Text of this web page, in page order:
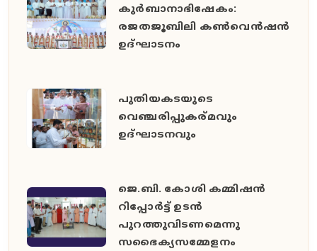
കുർബാനാഭിഷേകം:
രജതജൂബിലി കൺവെൻഷൻ
ഉദ്ഘാടനം
പുതിയകടയുടെ
വെഞ്ചരിപ്പുകര്മവും
ഉദ്‌ഘാടനവും
ജെ.ബി. കോശി കമ്മിഷൻ
റിപ്പോർട്ട് ഉടൻ
പുറത്തുവിടണമെന്നു
സഭൈക്യസമ്മേളനം